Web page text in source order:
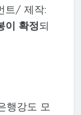
트/ 제작:
이 확정되
행강도 모